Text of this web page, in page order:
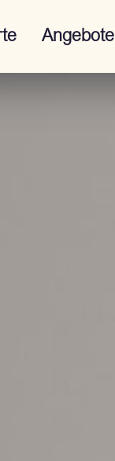
Angebote